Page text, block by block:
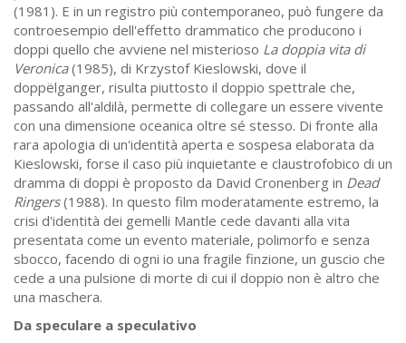
(1981). E in un registro più contemporaneo, può fungere da
controesempio dell'effetto drammatico che producono i
doppi quello che avviene nel misterioso La doppia vita di
Veronica(1985), di Krzystof Kieslowski, dove il
doppëlganger, risulta piuttosto il doppio spettrale che,
passando all'aldilà, permette di collegare un essere vivente
con una dimensione oceanica oltre sé stesso. Di fronte alla
rara apologia di un'identità aperta e sospesa elaborata da
Kieslowski, forse il caso più inquietante e claustrofobico di un
dramma di doppi è proposto da David Cronenberg in Dead
Ringers(1988). In questo film moderatamente estremo, la
crisi d'identità dei gemelli Mantle cede davanti alla vita
presentata come un evento materiale, polimorfo e senza
sbocco, facendo di ogni io una fragile finzione, un guscio che
cede a una pulsione di morte di cui il doppio non è altro che
una maschera.
Da speculare a speculativo